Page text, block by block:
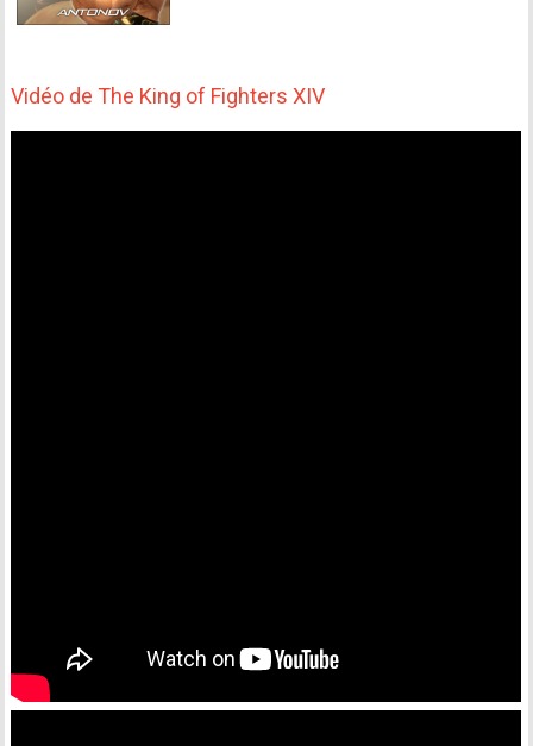
Vidéo de The King of Fighters XIV